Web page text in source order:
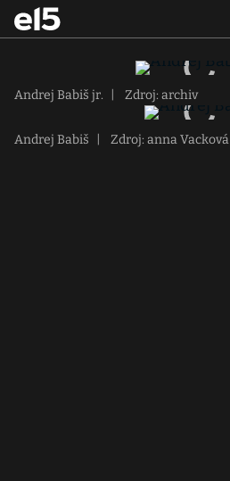
Andrej Babiš jr. Zdroj: archiv
Andrej Babiš Zdroj: anna Vacková